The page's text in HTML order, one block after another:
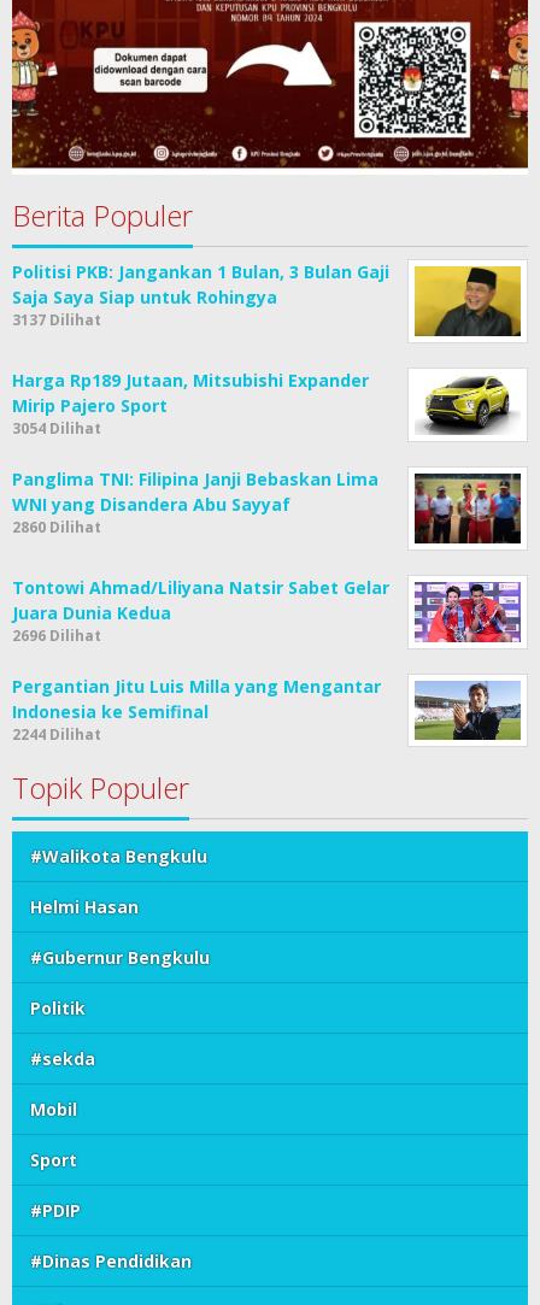
Berita Populer
Politisi PKB: Jangankan 1 Bulan, 3 Bulan Gaji
Saja Saya Siap untuk Rohingya
3137 Dilihat
Harga Rp189 Jutaan, Mitsubishi Expander
Mirip Pajero Sport
3054 Dilihat
Panglima TNI: Filipina Janji Bebaskan Lima
WNI yang Disandera Abu Sayyaf
2860 Dilihat
Tontowi Ahmad/Liliyana Natsir Sabet Gelar
Juara Dunia Kedua
2696 Dilihat
Pergantian Jitu Luis Milla yang Mengantar
Indonesia ke Semifinal
2244 Dilihat
Topik Populer
#Walikota Bengkulu
Helmi Hasan
#Gubernur Bengkulu
Politik
#sekda
Mobil
Sport
#PDIP
#Dinas Pendidikan